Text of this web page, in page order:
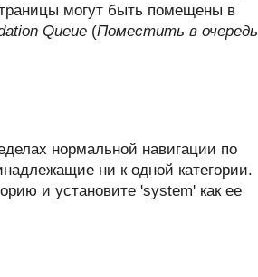
могут быть помещены в
Queue (Поместить в очередь
нормальной навигации по
ни к одной категории.
и установите 'system' как ее